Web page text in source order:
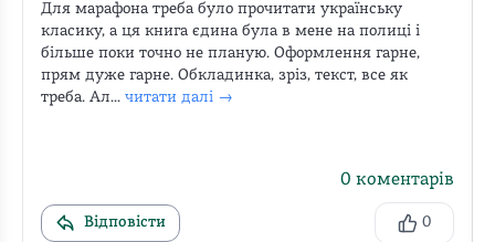
Для марафона треба було прочитати українську
класику, а ця книга єдина була в мене на полиці і
більше поки точно не планую. Оформлення гарне,
прям дуже гарне. Обкладинка, зріз, текст, все як
треба. Ал... читати далі →
0 коментарів
Відповісти 0